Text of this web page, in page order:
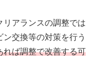
リアランスの調整では
交換等の対策を行う
れば調整で改善する可